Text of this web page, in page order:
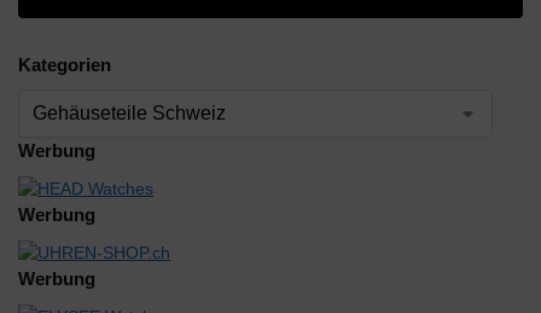
Kategorien
Werbung
Werbung
Werbung